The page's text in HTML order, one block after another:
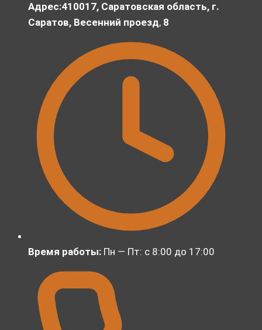
Адрес:410017, Саратовская область, г.
Саратов, Весенний проезд, 8
Время работы: Пн — Пт: с 8:00 до 17:00